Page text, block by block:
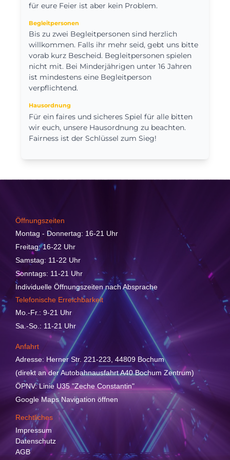
für eure Feier ist aber kein Problem.
Begleitpersonen
Bis zu zwei Begleitpersonen sind herzlich
willkommen. Falls ihr mehr seid, gebt uns bitte
vorab kurz Bescheid. Begleitpersonen spielen
nicht mit. Bei Minderjährigen unter 16 Jahren
ist mindestens eine Begleitperson
verpflichtend.
Hausordnung
Für ein faires und sicheres Spiel für alle bitten
wir euch, unsere Hausordnung zu beachten.
Fairness ist der Schlüssel zum Sieg!
Öffnungszeiten
Montag - Donnertag: 16-21 Uhr
Freitag: 16-22 Uhr
Samstag: 11-22 Uhr
Sonntags: 11-21 Uhr
Individuelle Öffnungszeiten nach Absprache
Telefonische Erreichbarkeit
Mo.-Fr.: 9-21 Uhr
Sa.-So.: 11-21 Uhr
Anfahrt
Adresse: Herner Str. 221-223, 44809 Bochum
(direkt an der Autobahnausfahrt A40 Bochum Zentrum)
ÖPNV: Linie U35 "Zeche Constantin"
Google Maps Navigation öffnen
Rechtliches
Impressum
Datenschutz
AGB